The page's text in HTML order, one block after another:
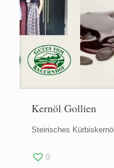
Kernöl Gollien
Steirisches
0